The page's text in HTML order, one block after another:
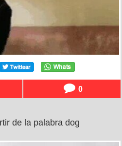
0
de la palabra dog